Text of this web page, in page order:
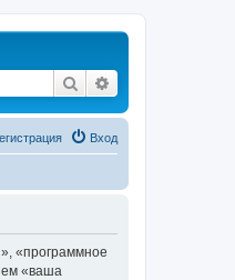
Поиск
Вход
«программное
«ваша